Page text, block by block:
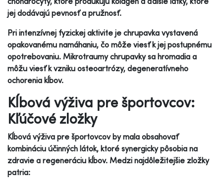
jej dodávajú pevnosť a pružnosť.
Pri intenzívnej fyzickej aktivite je chrupavka vystavená
opakovanému namáhaniu, čo môže viesť k jej postupnému
opotrebovaniu. Mikrotraumy chrupavky sa hromadia a
môžu viesť k vzniku osteoartrózy, degeneratívneho
ochorenia kĺbov.
Kĺbová výživa pre športovcov:
Kľúčové zložky
Kĺbová výživa pre športovcov by mala obsahovať
kombináciu účinných látok, ktoré synergicky pôsobia na
zdravie a regeneráciu kĺbov. Medzi najdôležitejšie zložky
patria: